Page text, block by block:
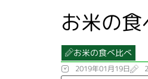
お米の
お米の食べ比べ
2019年01月19日